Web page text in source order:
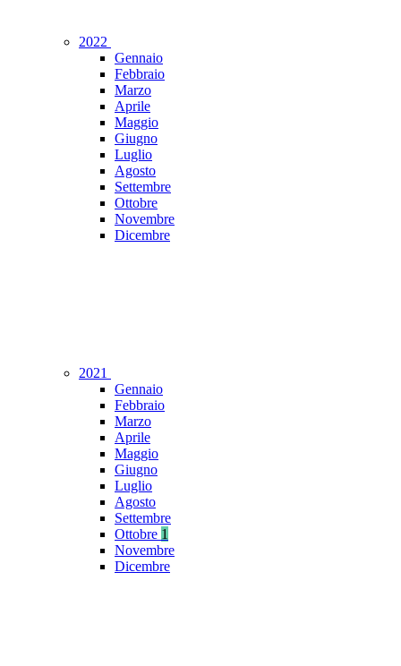
2022
Gennaio
Febbraio
Marzo
Aprile
Maggio
Giugno
Luglio
Agosto
Settembre
Ottobre
Novembre
Dicembre
2021
Gennaio
Febbraio
Marzo
Aprile
Maggio
Giugno
Luglio
Agosto
Settembre
Ottobre 1
Novembre
Dicembre